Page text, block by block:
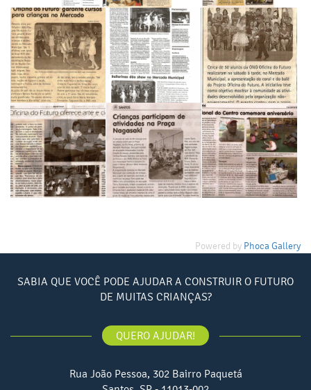
Powered by Phoca Gallery
SABIA QUE VOCÊ PODE AJUDAR A CONSTRUIR O FUTURO
DE MUITAS CRIANÇAS?
QUERO AJUDAR!
Rua João Pessoa, 302 Bairro Paquetá